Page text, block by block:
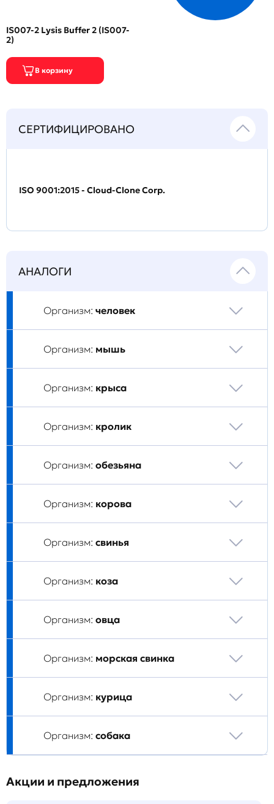
IS007-2 Lysis Buffer 2 (IS007-
2)
СЕРТИФИЦИРОВАНО
ISO 9001:2015 - Cloud-Clone Corp.
АНАЛОГИ
Организм: человек
Организм: мышь
Организм: крыса
Организм: кролик
Организм: обезьяна
Организм: корова
Организм: свинья
Организм: коза
Организм: овца
Организм: морская свинка
Организм: курица
Организм: собака
Акции и предложения